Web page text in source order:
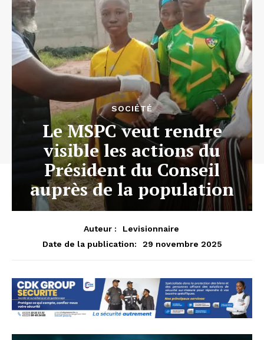
SOCIÉTÉ
Le MSPC veut rendre
visible les actions du
Président du Conseil
auprès de la population
Auteur :
Levisionnaire
Date de la publication:
29 novembre 2025